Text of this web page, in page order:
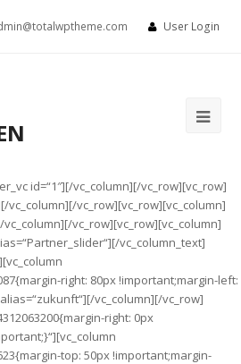
User Login
id=“1″][/vc_column][/vc_row][vc_row]
vc_column][/vc_row][vc_row][vc_column]
vc_row][vc_row][vc_column]
vc_column_text]
right: 80px !important;margin-left:
vc_column][/vc_row]
right: 0px
top: 50px !important;margin-